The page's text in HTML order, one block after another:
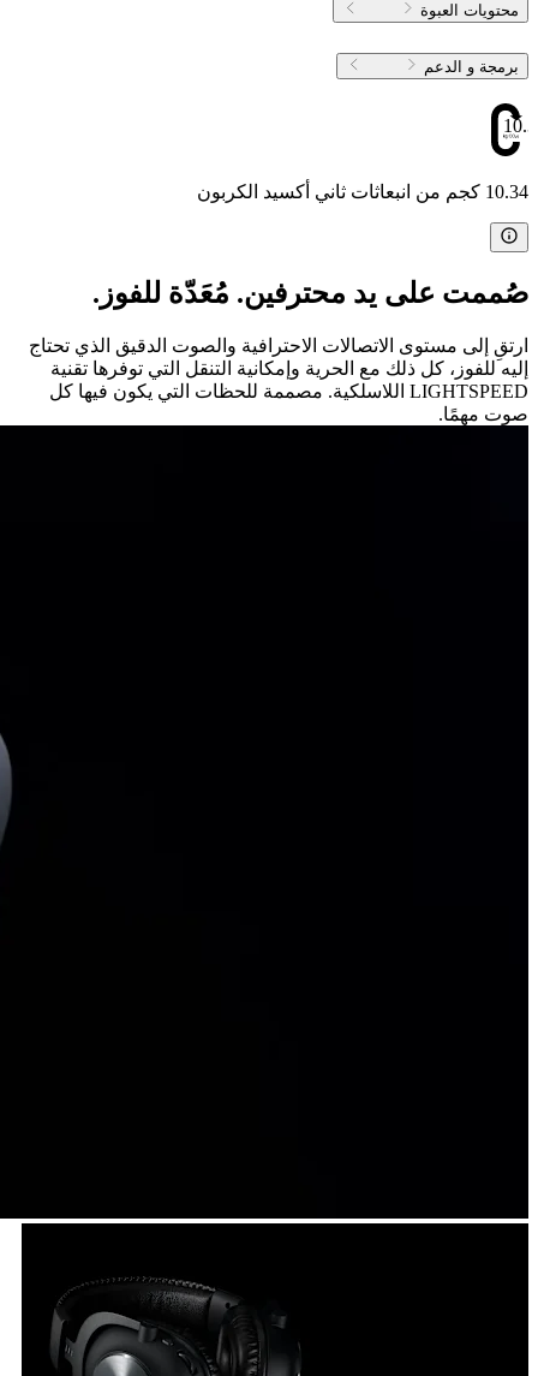
محتويات العبوة
برمجة و الدعم
10.34 كجم من انبعاثات ثاني أكسيد الكربون
صُممت على يد محترفين. مُعَدّة للفوز.
ارتقِ إلى مستوى الاتصالات الاحترافية والصوت الدقيق الذي تحتاج
إليه للفوز، كل ذلك مع الحرية وإمكانية التنقل التي توفرها تقنية
LIGHTSPEED اللاسلكية. مصممة للحظات التي يكون فيها كل
صوت مهمًا.